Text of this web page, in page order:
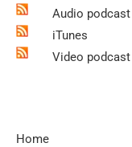
Audio podcast
iTunes
Video podcast
Home